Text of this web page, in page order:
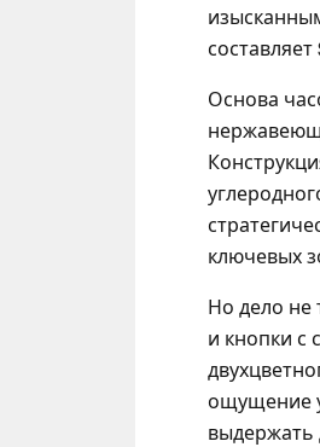
Основа
ключевых
Но дело не
и кнопки с
ощущение
выдержать